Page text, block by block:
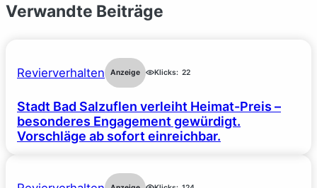
Verwandte Beiträge
Revierverhalten Anzeige Klicks: 22
Stadt Bad Salzuflen verleiht Heimat-Preis –
besonderes Engagement gewürdigt.
Vorschläge ab sofort einreichbar.